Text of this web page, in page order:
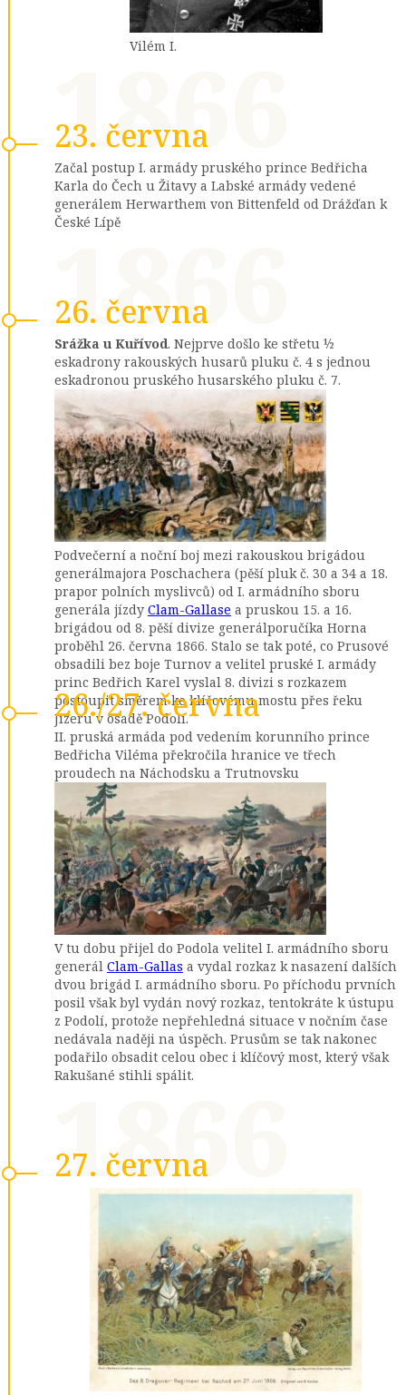
Vilém I.
23. června
1866
Začal postup I. armády pruského prince Bedřicha
Karla do Čech u Žitavy a Labské armády vedené
generálem Herwarthem von Bittenfeld od Drážďan k
České Lípě
26. června
1866
Srážka u Kuřívod. Nejprve došlo ke střetu ½
eskadrony rakouských husarů pluku č. 4 s jednou
eskadronou pruského husarského pluku č. 7.
Podvečerní a noční boj mezi rakouskou brigádou
generálmajora Poschachera (pěší pluk č. 30 a 34 a 18.
prapor polních myslivců) od I. armádního sboru
generála jízdy Clam-Gallase a pruskou 15. a 16.
brigádou od 8. pěší divize generálporučíka Horna
proběhl 26. června 1866. Stalo se tak poté, co Prusové
obsadili bez boje Turnov a velitel pruské I. armády
princ Bedřich Karel vyslal 8. divizi s rozkazem
postoupit směrem ke klíčovému mostu přes řeku
Jizeru v osadě Podolí.
26./27. června
II. pruská armáda pod vedením korunního prince
Bedřicha Viléma překročila hranice ve třech
proudech na Náchodsku a Trutnovsku
V tu dobu přijel do Podola velitel I. armádního sboru
generál Clam-Gallas a vydal rozkaz k nasazení dalších
dvou brigád I. armádního sboru. Po příchodu prvních
posil však byl vydán nový rozkaz, tentokráte k ústupu
z Podolí, protože nepřehledná situace v nočním čase
nedávala naději na úspěch. Prusům se tak nakonec
podařilo obsadit celou obec i klíčový most, který však
Rakušané stihli spálit.
27. června
1866